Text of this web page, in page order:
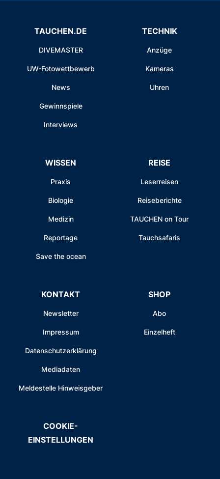
TAUCHEN.DE
DIVEMASTER
UW-Fotowettbewerb
News
Gewinnspiele
Interviews
TECHNIK
Anzüge
Kameras
Uhren
WISSEN
Praxis
Biologie
Medizin
Reportage
Save the ocean
REISE
Leserreisen
Reiseberichte
TAUCHEN on Tour
Tauchsafaris
KONTAKT
Newsletter
Impressum
Datenschutzerklärung
Mediadaten
Meldestelle Hinweisgeber
SHOP
Abo
Einzelheft
COOKIE-
EINSTELLUNGEN